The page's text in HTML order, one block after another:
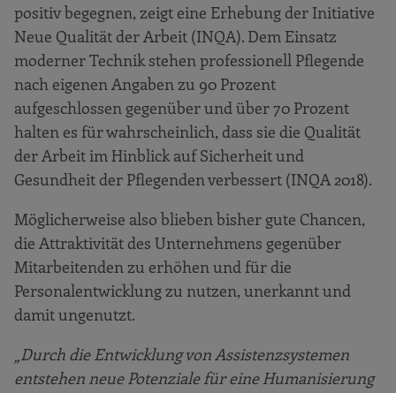
positiv begegnen, zeigt eine Erhebung der Initiative
Neue Qualität der Arbeit (INQA). Dem Einsatz
moderner Technik stehen professionell Pflegende
nach eigenen Angaben zu 90 Prozent
aufgeschlossen gegenüber und über 70 Prozent
halten es für wahrscheinlich, dass sie die Qualität
der Arbeit im Hinblick auf Sicherheit und
Gesundheit der Pflegenden verbessert (INQA 2018).
Möglicherweise also blieben bisher gute Chancen,
die Attraktivität des Unternehmens gegenüber
Mitarbeitenden zu erhöhen und für die
Personalentwicklung zu nutzen, unerkannt und
damit ungenutzt.
„Durch die Entwicklung von Assistenzsystemen
entstehen neue Potenziale für eine Humanisierung